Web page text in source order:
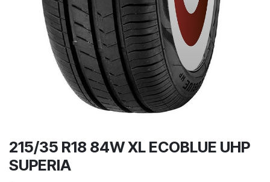
215/35 R18 84W XL ECOBLUE UHP
SUPERIA